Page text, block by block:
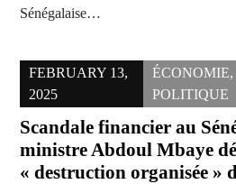
Sénégalaise…
FEBRUARY 13,
2025
ÉCONOMIE,
POLITIQUE
Scandale financier au
ministre Abdoul Mbaye
« destruction organisée »